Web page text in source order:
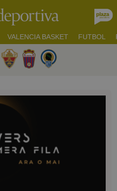
VALENCIA BASKET FUTBOL